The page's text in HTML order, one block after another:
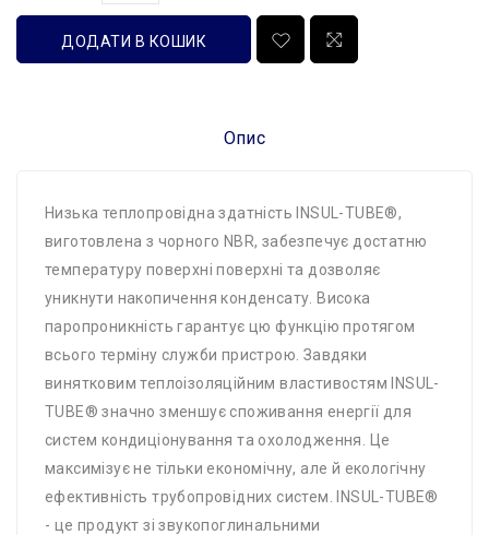
ДОДАТИ В КОШИК
Опис
Низька теплопровідна здатність INSUL-TUBE®,
виготовлена ​​з чорного NBR, забезпечує достатню
температуру поверхні поверхні та дозволяє
уникнути накопичення конденсату. Висока
паропроникність гарантує цю функцію протягом
всього терміну служби пристрою. Завдяки
винятковим теплоізоляційним властивостям INSUL-
TUBE® значно зменшує споживання енергії для
систем кондиціонування та охолодження. Це
максимізує не тільки економічну, але й екологічну
ефективність трубопровідних систем. INSUL-TUBE®
- це продукт зі звукопоглинальними